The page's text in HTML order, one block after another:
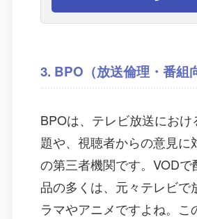
3. BPO（放送倫理・番組
BPOは、テレビ放送におけ
題や、視聴者からの意見に
の第三者機関です。VOD
品の多くは、元々テレビで
ラマやアニメですよね。こ